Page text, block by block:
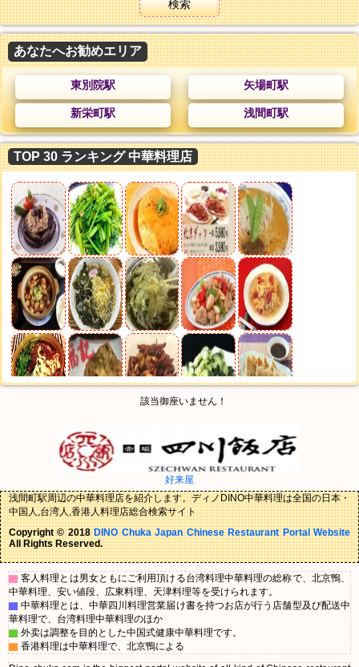
検索
あなたへお勧めエリア
東別院駅 矢場町駅
新栄町駅 浅間町駅
TOP 30 ランキング 中華料理店
該当御座いません！
好来屋
浅間町駅周辺の中華料理店を紹介します。ディノDINO中華料理は全国の日本・
中国人,台湾人,香港人料理店総合検索サイト
Copyright © 2018DINO Chuka Japan Chinese Restaurant Portal Website
All Rights Reserved.
▇ 客人料理とは男女ともにご利用頂ける台湾料理中華料理の総称で、北京鴨、
中華料理、安い値段、広東料理、天津料理等を受けられます。
▇ 中華料理とは、中華四川料理営業届け書を持つお店が行う店舗型及び配送中
華料理で、台湾料理中華料理のほか
▇ 外卖は調整を目的とした中国式健康中華料理です。
▇ 香港料理は中華料理で、北京鴨による